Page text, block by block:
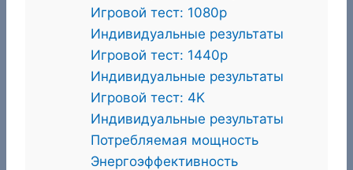
Игровой тест: 1080p
Индивидуальные результаты
Игровой тест: 1440p
Индивидуальные результаты
Игровой тест: 4K
Индивидуальные результаты
Потребляемая мощность
Энергоэффективность